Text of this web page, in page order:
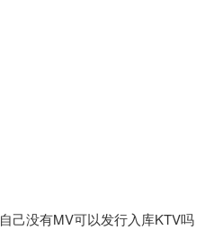
自己没有MV可以发行入库KTV吗